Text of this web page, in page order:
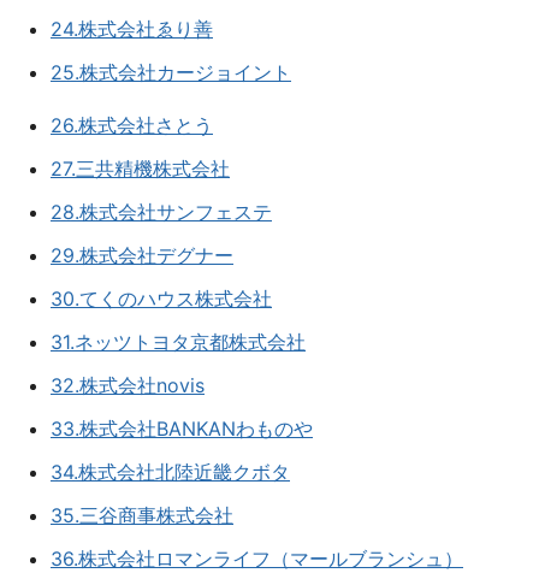
24.株式会社ゑり善
25.株式会社カージョイント
26.株式会社さとう
27.三共精機株式会社
28.株式会社サンフェステ
29.株式会社デグナー
30.てくのハウス株式会社
31.ネッツトヨタ京都株式会社
32.株式会社novis
33.株式会社BANKANわものや
34.株式会社北陸近畿クボタ
35.三谷商事株式会社
36.株式会社ロマンライフ（マールブランシュ）